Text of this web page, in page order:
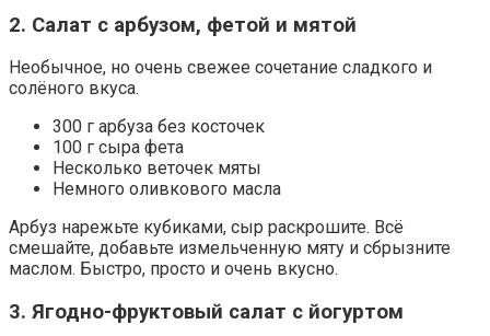
2. Салат с арбузом, фетой и мятой
Необычное, но очень свежее сочетание сладкого и
солёного вкуса.
300 г арбуза без косточек
100 г сыра фета
Несколько веточек мяты
Немного оливкового масла
Арбуз нарежьте кубиками, сыр раскрошите. Всё
смешайте, добавьте измельченную мяту и сбрызните
маслом. Быстро, просто и очень вкусно.
3. Ягодно-фруктовый салат с йогуртом